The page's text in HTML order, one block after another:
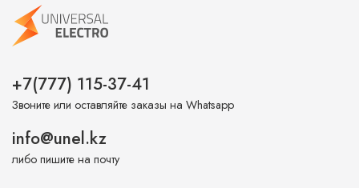
+7(777) 115-37-41
Звоните или оставляйте заказы на Whatsapp
info@unel.kz
либо пишите на почту